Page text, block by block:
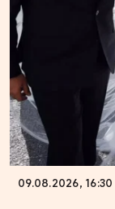
09.08.2026, 16:30